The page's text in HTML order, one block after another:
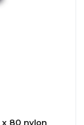
x 80 nylon